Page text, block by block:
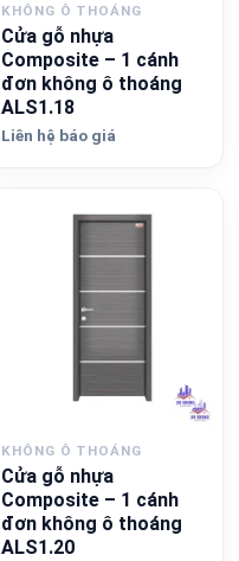
KHÔNG Ô THOÁNG
Cửa gỗ nhựa
Composite – 1 cánh
đơn không ô thoáng
ALS1.18
Liên hệ báo giá
KHÔNG Ô THOÁNG
Cửa gỗ nhựa
Composite – 1 cánh
đơn không ô thoáng
ALS1.20